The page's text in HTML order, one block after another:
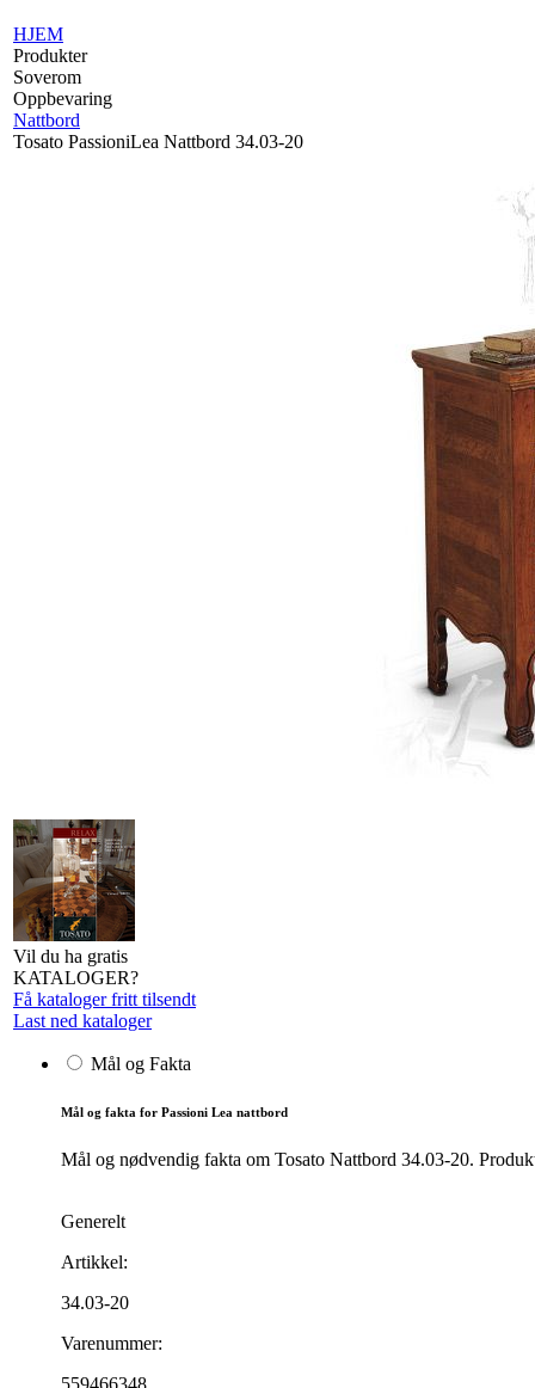
HJEM
Produkter
Soverom
Oppbevaring
Nattbord
Tosato PassioniLea Nattbord 34.03-20
Vil du ha gratis
KATALOGER?
Få kataloger fritt tilsendt
Last ned kataloger
Mål og Fakta
Mål og fakta for Passioni Lea nattbord
Mål og nødvendig fakta om Tosato Nattbord 34.03-20.
Generelt
Artikkel:
34.03-20
Varenummer:
559466348